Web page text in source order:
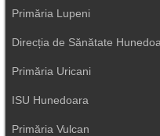
Primăria Lupeni
Direcția de Sănătate
Primăria Uricani
ISU Hunedoara
Primăria Vulcan